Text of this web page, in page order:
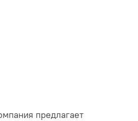
предлагает